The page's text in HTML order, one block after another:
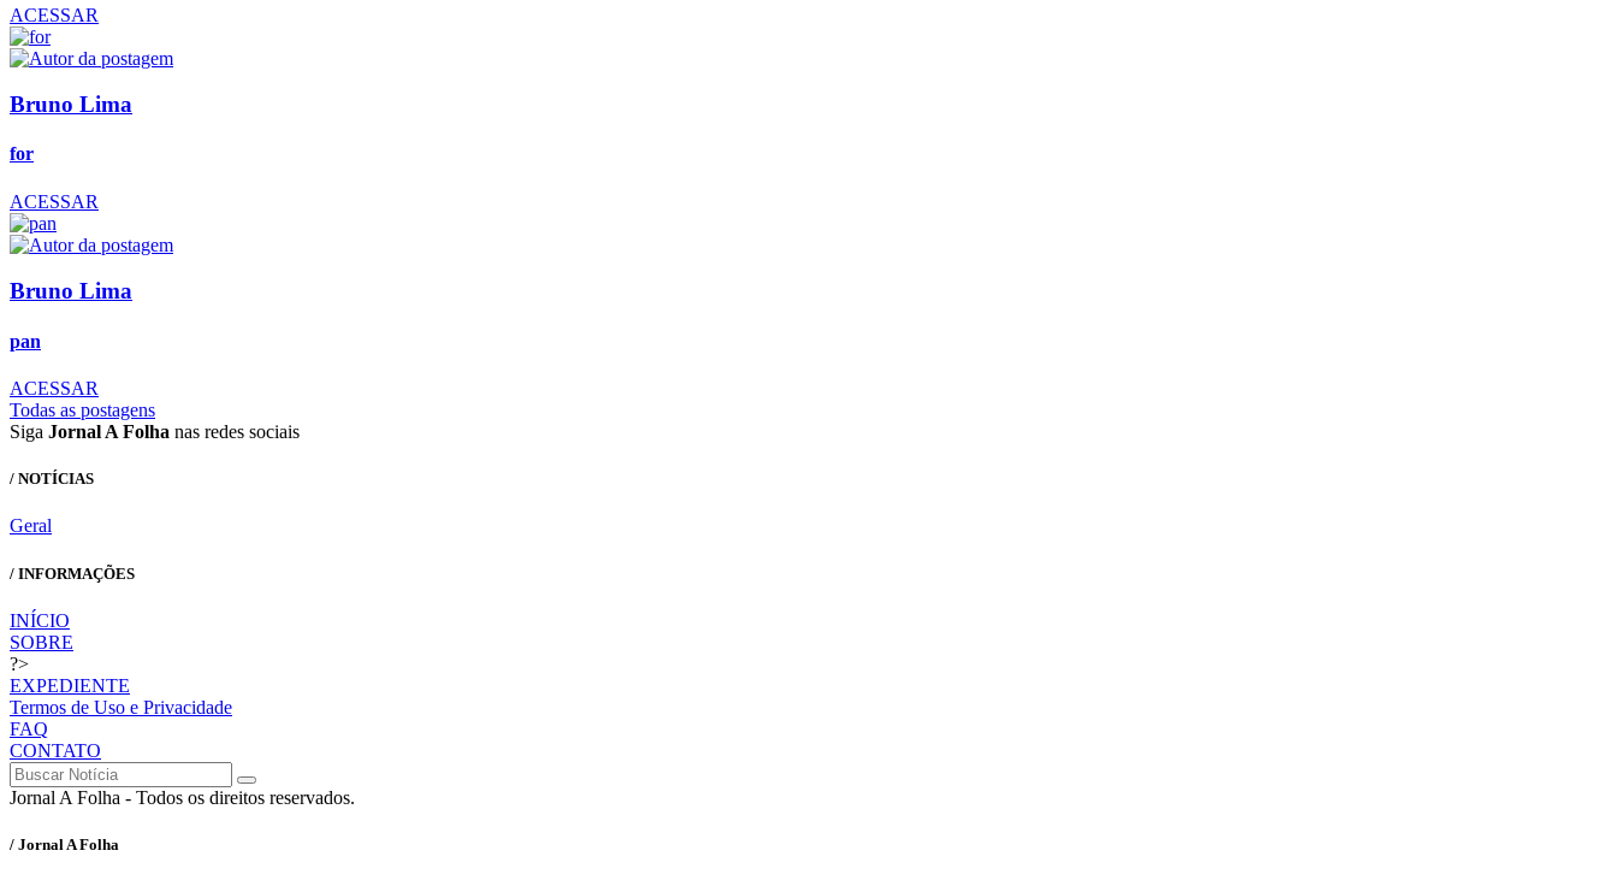
ACESSAR
Bruno Lima
for
ACESSAR
Bruno Lima
pan
ACESSAR
Todas as postagens
Siga Jornal A Folha nas redes sociais
/ NOTÍCIAS
Geral
/ INFORMAÇÕES
INÍCIO
SOBRE
?>
EXPEDIENTE
Termos de Uso e Privacidade
FAQ
CONTATO
Jornal A Folha - Todos os direitos reservados.
/ Jornal A Folha